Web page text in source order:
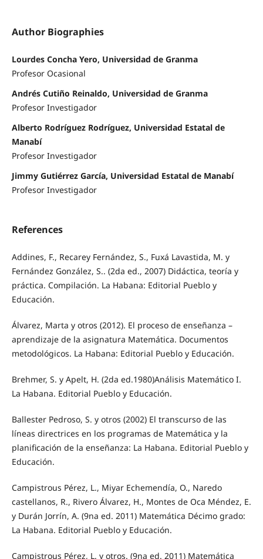
Author Biographies
Lourdes Concha Yero, Universidad de Granma
Profesor Ocasional
Andrés Cutiño Reinaldo, Universidad de Granma
Profesor Investigador
Alberto Rodríguez Rodríguez, Universidad Estatal de
Manabí
Profesor Investigador
Jimmy Gutiérrez García, Universidad Estatal de Manabí
Profesor Investigador
References
Addines, F., Recarey Fernández, S., Fuxá Lavastida, M. y
Fernández González, S.. (2da ed., 2007) Didáctica, teoría y
práctica. Compilación. La Habana: Editorial Pueblo y
Educación.
Álvarez, Marta y otros (2012). El proceso de enseñanza –
aprendizaje de la asignatura Matemática. Documentos
metodológicos. La Habana: Editorial Pueblo y Educación.
Brehmer, S. y Apelt, H. (2da ed.1980)Análisis Matemático I.
La Habana. Editorial Pueblo y Educación.
Ballester Pedroso, S. y otros (2002) El transcurso de las
líneas directrices en los programas de Matemática y la
planificación de la enseñanza: La Habana. Editorial Pueblo y
Educación.
Campistrous Pérez, L., Miyar Echemendía, O., Naredo
castellanos, R., Rivero Álvarez, H., Montes de Oca Méndez, E.
y Durán Jorrín, A. (9na ed. 2011) Matemática Décimo grado:
La Habana. Editorial Pueblo y Educación.
Campistrous Pérez, L. y otros. (9na ed. 2011) Matemática